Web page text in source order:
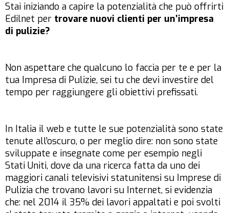
Stai iniziando a capire la potenzialità che può offrirti
Edilnet per trovare nuovi clienti per un’impresa
di pulizie?
Non aspettare che qualcuno lo faccia per te e per la
tua Impresa di Pulizie, sei tu che devi investire del
tempo per raggiungere gli obiettivi prefissati.
In Italia il web e tutte le sue potenzialità sono state
tenute all’oscuro, o per meglio dire: non sono state
sviluppate e insegnate come per esempio negli
Stati Uniti, dove da una ricerca fatta da uno dei
maggiori canali televisivi statunitensi su Imprese di
Pulizia che trovano lavori su Internet, si evidenzia
che: nel 2014 il 35% dei lavori appaltati e poi svolti